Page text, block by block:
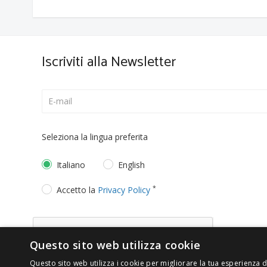
Iscriviti alla Newsletter
Seleziona la lingua preferita
Italiano English
Accetto la Privacy Policy *
Questo sito web utilizza cookie
Questo sito web utilizza i cookie per migliorare la tua